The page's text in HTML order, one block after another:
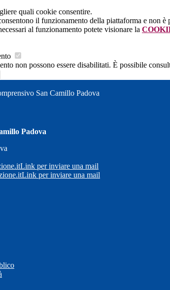
quali cookie consentire.
il funzionamento della piattaforma e non è
al funzionamento potete visionare la
non possono essere disabilitati. È possibile
San Camillo Padova
Padova
Link per inviare una mail
Link per inviare una mail